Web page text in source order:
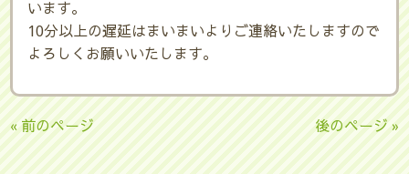
います。
10分以上の遅延はまいまいよりご連絡いたしますので
よろしくお願いいたします。
« 前のページ 後のページ »